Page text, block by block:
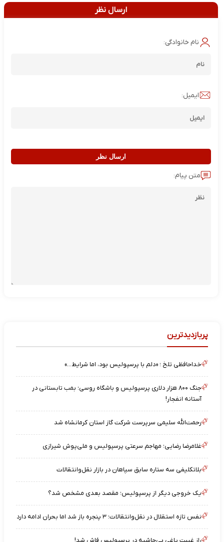
ارسال نظر
نام خانوادگی:
ایمیل:
ارسال نظر
متن پیام:
پربازدیدترین
خداحافظی تلخ ؛ «دلم با پرسپولیس بود، اما شرایط…»
جنگ ۸۰۰ هزار دلاری پرسپولیس و باشگاه روسی؛ بمب تابستانی در
آستانه انفجار!
رحمت‌الله سلیمی سرپرست شرکت گاز استان کرمانشاه شد
غلامرضا رضایی؛ مهاجم سرعتی پرسپولیس و ملی‌پوش شیرازی
بلاتکلیفی سه ستاره سابق سپاهان در بازار نقل‌وانتقالات
یک خروجی دیگر از پرسپولیس؛ مقصد بعدی مشخص شد؟
نفس تازه استقلال در نقل‌وانتقالات؛ ۳ پنجره باز شد اما بحران ادامه دارد
راز غیبت یاغیِ بی‌حاشیه در پرسپولیس فاش شد!